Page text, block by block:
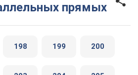
прямых
198 199 200